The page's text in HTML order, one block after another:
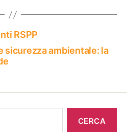
RSPP
sicurezza ambientale: la